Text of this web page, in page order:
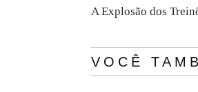
A Explosão dos
VOCÊ